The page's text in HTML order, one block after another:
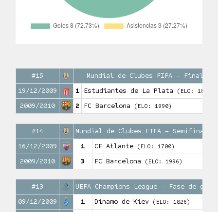
#15
Mundial de Clubes FIFA – Final
19/12/2009
1 Estudiantes de La Plata (ELO: 1800)
2009/2010 2 FC Barcelona (ELO: 1990)
#14
Mundial de Clubes FIFA – Semifinales
16/12/2009
1 CF Atlante (ELO: 1700)
2009/2010 3 FC Barcelona (ELO: 1996)
#13
UEFA Champions League – Fase de
09/12/2009
1 Dinamo de Kiev (ELO: 1826)